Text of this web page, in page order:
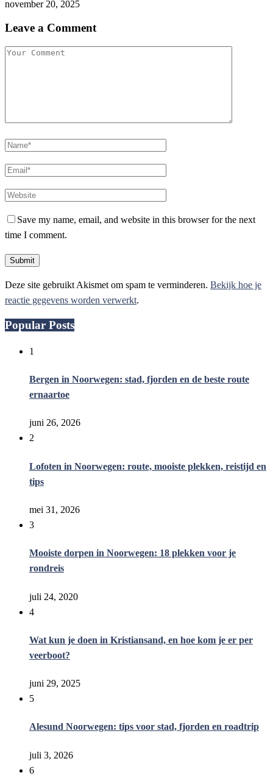
november 20, 2025
Leave a Comment
Save my name, email, and website in this browser for the next
time I comment.
Deze site gebruikt Akismet om spam te verminderen. Bekijk hoe je
reactie gegevens worden verwerkt.
Popular Posts
1
Bergen in Noorwegen: stad, fjorden en de beste route
ernaartoe
juni 26, 2026
2
Lofoten in Noorwegen: route, mooiste plekken, reistijd en
tips
mei 31, 2026
3
Mooiste dorpen in Noorwegen: 18 plekken voor je
rondreis
juli 24, 2020
4
Wat kun je doen in Kristiansand, en hoe kom je er per
veerboot?
juni 29, 2025
5
Alesund Noorwegen: tips voor stad, fjorden en roadtrip
juli 3, 2026
6